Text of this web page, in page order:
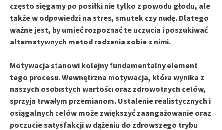
często sięgamy po posiłki nie tylko z powodu głodu, ale
także w odpowiedzi na stres, smutek czy nudę. Dlatego
ważne jest, by umieć rozpoznać te uczucia i poszukiwać
alternatywnych metod radzenia sobie z nimi.
Motywacja stanowi kolejny fundamentalny element
tego procesu. Wewnętrzna motywacja, która wynika z
naszych osobistych wartości oraz zdrowotnych celów,
sprzyja trwałym przemianom. Ustalenie realistycznych i
osiągalnych celów może zwiększyć zaangażowanie oraz
poczucie satysfakcji w dążeniu do zdrowszego trybu